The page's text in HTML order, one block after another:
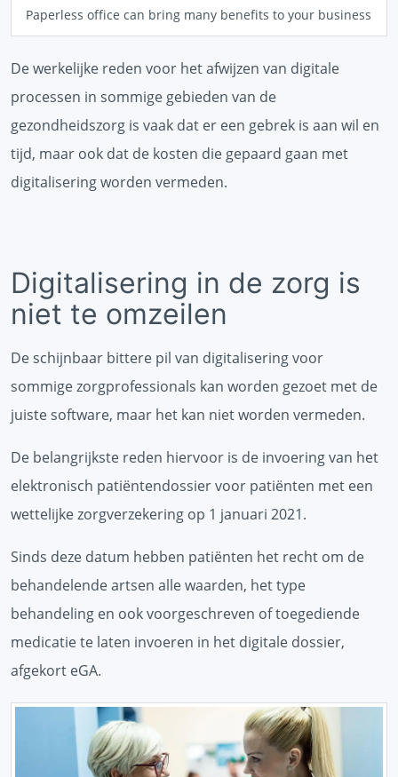
Paperless office can bring many benefits to your business
De werkelijke reden voor het afwijzen van digitale
processen in sommige gebieden van de
gezondheidszorg is vaak dat er een gebrek is aan wil en
tijd, maar ook dat de kosten die gepaard gaan met
digitalisering worden vermeden.
Digitalisering in de zorg is
niet te omzeilen
De schijnbaar bittere pil van digitalisering voor
sommige zorgprofessionals kan worden gezoet met de
juiste software, maar het kan niet worden vermeden.
De belangrijkste reden hiervoor is de invoering van het
elektronisch patiëntendossier voor patiënten met een
wettelijke zorgverzekering op 1 januari 2021.
Sinds deze datum hebben patiënten het recht om de
behandelende artsen alle waarden, het type
behandeling en ook voorgeschreven of toegediende
medicatie te laten invoeren in het digitale dossier,
afgekort eGA.